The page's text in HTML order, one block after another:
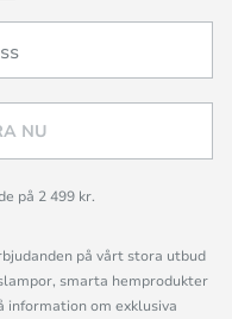
NU
på 2 499 kr.
på vårt stora utbud
smarta hemprodukter
information om exklusiva